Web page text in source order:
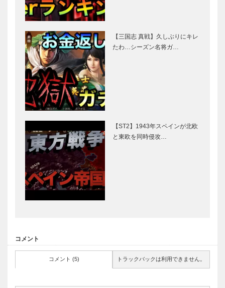
【三国志 真戦】久しぶりにキレ
たわ…シーズン名将ガ…
【ST2】1943年スペインが北欧
と東欧を同時侵攻…
コメント
コメント (5) トラックバックは利用できません。